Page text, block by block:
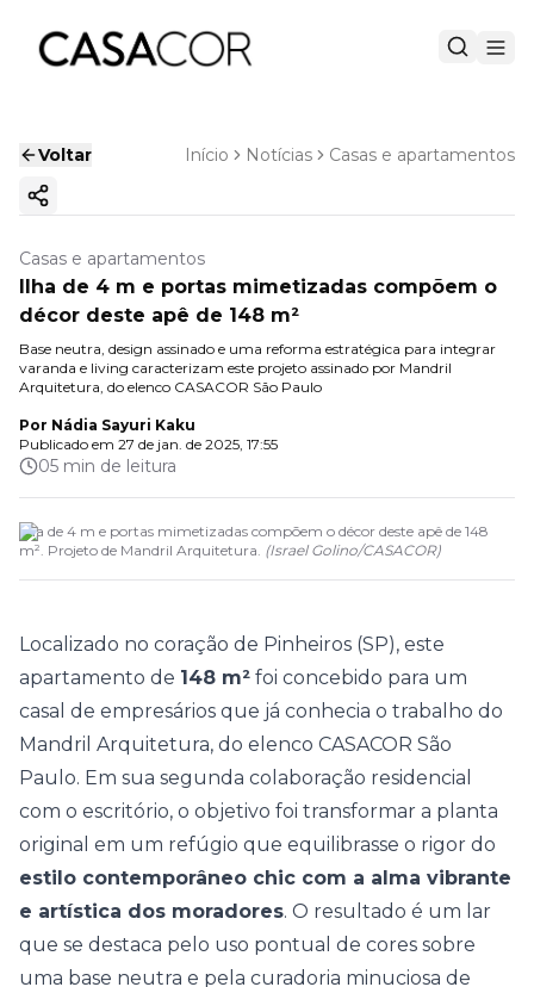
Voltar Início Notícias Casas e apartamentos
Copiar link
Casas e apartamentos
Ilha de 4 m e portas mimetizadas compõem o
décor deste apê de 148 m²
Base neutra, design assinado e uma reforma estratégica para integrar
varanda e living caracterizam este projeto assinado por Mandril
Arquitetura, do elenco CASACOR São Paulo
Por Nádia Sayuri Kaku
Publicado em 27 de jan. de 2025, 17:55
05 min de leitura
Ilha de 4 m e portas mimetizadas compõem o décor deste apê de 148
m². Projeto de Mandril Arquitetura. (Israel Golino/CASACOR)
Localizado no coração de Pinheiros (SP), este
apartamento de 148 m² foi concebido para um
casal de empresários que já conhecia o trabalho do
Mandril Arquitetura, do elenco CASACOR São
Paulo. Em sua segunda colaboração residencial
com o escritório, o objetivo foi transformar a planta
original em um refúgio que equilibrasse o rigor do
estilo contemporâneo chic com a alma vibrante
e artística dos moradores. O resultado é um lar
que se destaca pelo uso pontual de cores sobre
uma base neutra e pela curadoria minuciosa de